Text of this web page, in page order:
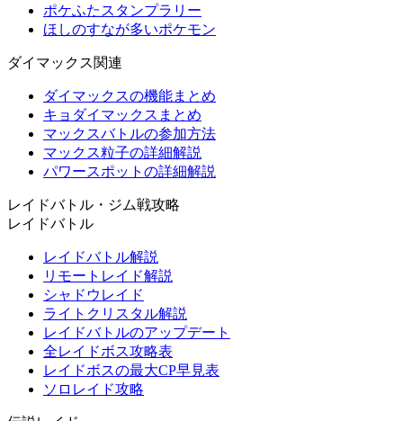
ポケふたスタンプラリー
ほしのすなが多いポケモン
ダイマックス関連
ダイマックスの機能まとめ
キョダイマックスまとめ
マックスバトルの参加方法
マックス粒子の詳細解説
パワースポットの詳細解説
レイドバトル・ジム戦攻略
レイドバトル
レイドバトル解説
リモートレイド解説
シャドウレイド
ライトクリスタル解説
レイドバトルのアップデート
全レイドボス攻略表
レイドボスの最大CP早見表
ソロレイド攻略